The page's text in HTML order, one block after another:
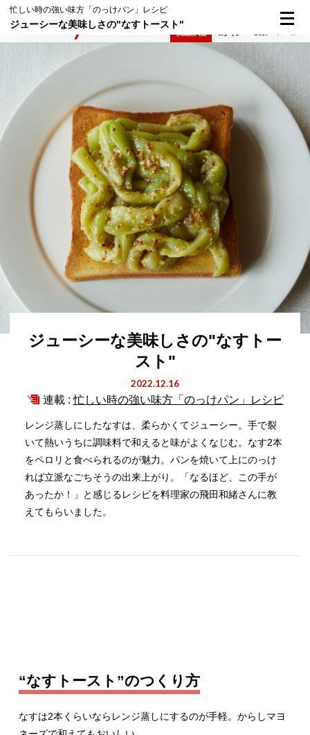
忙しい時の強い味方「のっけパン」レシピ
ジューシーな美味しさの"なすトースト"
ジューシーな美味しさの"なすトー
スト"
2022.12.16
連載 :忙しい時の強い味方「のっけパン」レシピ
レンジ蒸しにしたなすは、柔らかくてジューシー。手で裂
いて熱いうちに調味料で和えると味がよくなじむ。なす2本
をペロリと食べられるのが魅力。パンを焼いて上にのっけ
れば立派なごちそうの出来上がり。「なるほど、この手が
あったか！」と感じるレシピを料理家の飛田和緒さんに教
えてもらいました。
“なすトースト”のつくり方
なすは2本くらいならレンジ蒸しにするのが手軽。からしマヨ